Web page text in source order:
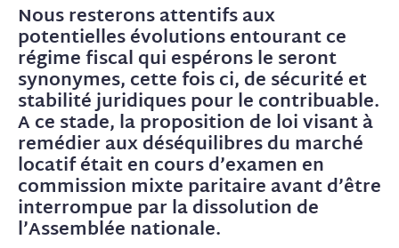
Nous resterons attentifs aux
potentielles évolutions entourant ce
régime fiscal qui espérons le seront
synonymes, cette fois ci, de sécurité et
stabilité juridiques pour le contribuable.
A ce stade, la proposition de loi visant à
remédier aux déséquilibres du marché
locatif était en cours d’examen en
commission mixte paritaire avant d’être
interrompue par la dissolution de
l’Assemblée nationale.